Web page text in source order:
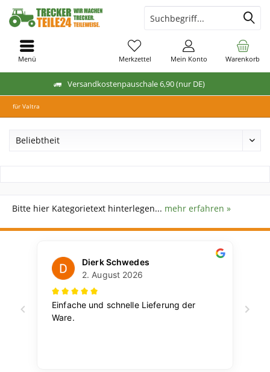
Versandkostenpauschale 6,90 (nur DE)
Warenkorb
Merkzettel Mein Konto
Menü
für Valtra
Bitte hier Kategorietext hinterlegen... mehr erfahren »